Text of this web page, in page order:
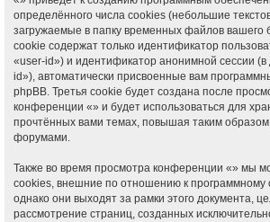
определённого числа cookies (небольшие
загружаемые в папку временных файлов вашего
cookie содержат только идентификатор
«user-id») и идентификатор анонимной сессии
id»), автоматически присвоенные вам
phpBB. Третья cookie будет создана после
конференции «» и будет использоваться для
прочтённых вами темах, повышая таким
форумами.
Также во время просмотра конференции «» мы
cookies, внешние по отношению к программному
однако они выходят за рамки этого документа,
рассмотрение страниц, созданных